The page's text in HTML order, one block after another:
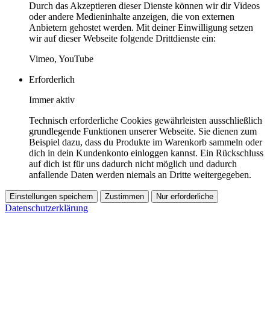
Durch das Akzeptieren dieser Dienste können wir dir Videos
oder andere Medieninhalte anzeigen, die von externen
Anbietern gehostet werden. Mit deiner Einwilligung setzen
wir auf dieser Webseite folgende Drittdienste ein:
Vimeo, YouTube
Erforderlich
Immer aktiv
Technisch erforderliche Cookies gewährleisten ausschließlich
grundlegende Funktionen unserer Webseite. Sie dienen zum
Beispiel dazu, dass du Produkte im Warenkorb sammeln oder
dich in dein Kundenkonto einloggen kannst. Ein Rückschluss
auf dich ist für uns dadurch nicht möglich und dadurch
anfallende Daten werden niemals an Dritte weitergegeben.
Einstellungen speichern Zustimmen Nur erforderliche
Datenschutzerklärung